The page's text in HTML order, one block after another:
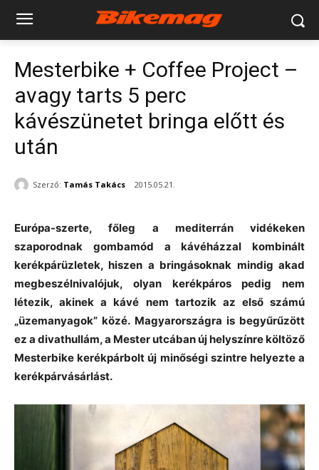
Mesterbike + Coffee Project –
avagy tarts 5 perc
kávészünetet bringa előtt és
után
Szerző: Tamás Takács 2015.05.21.
Európa-szerte, főleg a mediterrán vidékeken
szaporodnak gombamód a kávéházzal kombinált
kerékpárüzletek, hiszen a bringásoknak mindig akad
megbeszélnivalójuk, olyan kerékpáros pedig nem
létezik, akinek a kávé nem tartozik az első számú
„üzemanyagok” közé. Magyarországra is begyűrűzött
ez a divathullám, a Mester utcában új helyszínre költöző
Mesterbike kerékpárbolt új minőségi szintre helyezte a
kerékpárvásárlást.